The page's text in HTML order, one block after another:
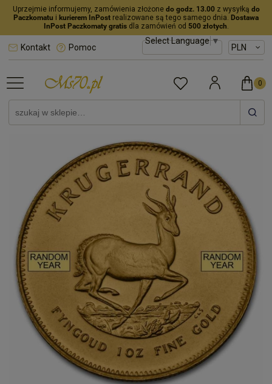
Uprzejmie informujemy, zamówienia złożone do godz. 13.00z wysyłką do
Paczkomatu i kurierem InPost realizowane są tego samego dnia. Dostawa
InPost Paczkomaty gratisdla zamówień od 500 złotych.
Select Language▼
Kontakt Pomoc